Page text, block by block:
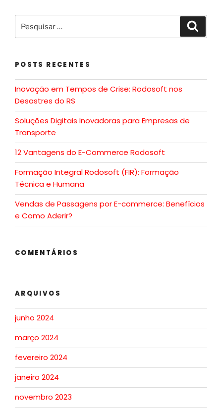
POSTS RECENTES
Inovação em Tempos de Crise: Rodosoft nos
Desastres do RS
Soluções Digitais Inovadoras para Empresas de
Transporte
12 Vantagens do E-Commerce Rodosoft
Formação Integral Rodosoft (FIR): Formação
Técnica e Humana
Vendas de Passagens por E-commerce: Benefícios
e Como Aderir?
COMENTÁRIOS
ARQUIVOS
junho 2024
março 2024
fevereiro 2024
janeiro 2024
novembro 2023